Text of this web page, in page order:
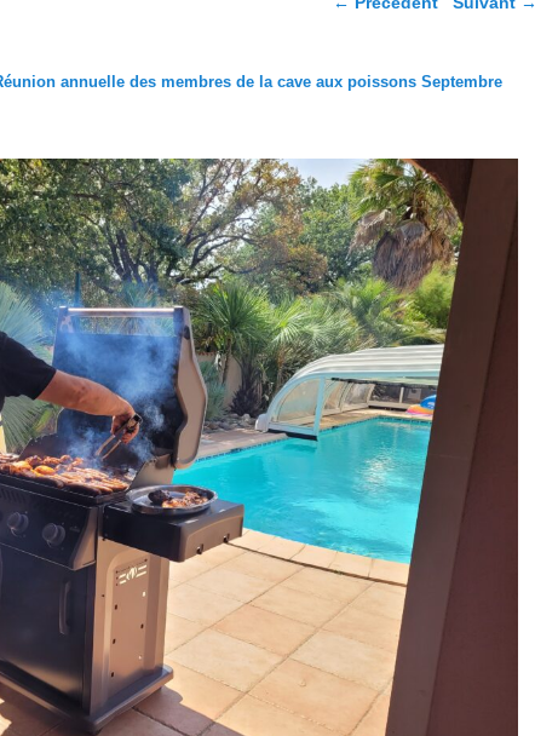
annuelle des membres de la cave aux poissons Septembre